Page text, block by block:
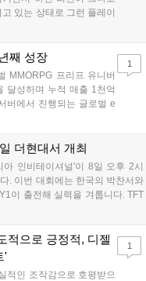
있는 상태로 그런 플레이
사고가 계속 많이 났던 것
째 성장
MMORPG 프리프 유니버
달성하며 누적 매출 1천억
버에서 진행되는 글로벌 e
는 이용자가 동일한 조
상승하는 성과를 냈습니
며, 위메이드커넥트는 이를
지속할 방침입니다....
1
더현대서 개최
인비테이셔널'이 8일 오후 2시
. 이번 대회에는 한국의 박찬서와
이 출전해 실력을 겨룹니다. TFT
독특한 대회 구조를 가지며, 누
세트 체험과 공연 등 다양한 즐길
점에서도 행사가 이어질 예정입
최됩니다....
적으로 긍정적, 디젤
'
적인 조작감으로 호평받으
1